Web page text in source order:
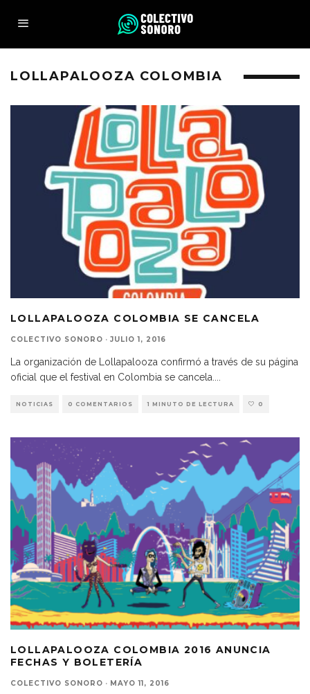
LOLLAPALOOZA COLOMBIA
LOLLAPALOOZA COLOMBIA SE CANCELA
COLECTIVO SONORO · JULIO 1, 2016
La organización de Lollapalooza confirmó a través de su página
oficial que el festival en Colombia se cancela.
NOTICIAS 0 COMENTARIOS 1 MINUTO DE LECTURA 0
LOLLAPALOOZA COLOMBIA 2016 ANUNCIA
FECHAS Y BOLETERÍA
COLECTIVO SONORO · MAYO 11, 2016